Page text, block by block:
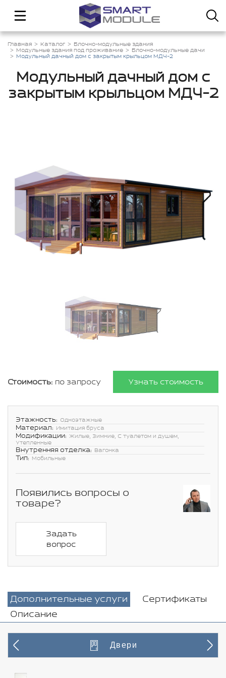
Главная Каталог
Блочно-модульные здания
Модульные здания под проживание
Блочно-модульные дачи
Модульный дачный дом с закрытым крыльцом МДЧ-2
Модульный дачный дом с
закрытым крыльцом МДЧ-2
Стоимость: по запросу Узнать стоимость
Этажность: Одноэтажные
Материал: Имитация бруса
Модификации: Жилые, Зимние, С туалетом и душем,
Утепленные
Внутренняя отделка: Вагонка
Тип: Мобильные
Появились вопросы о
товаре?
Задать
вопрос
Дополнительные услуги
Сертификаты
Описание
Двери